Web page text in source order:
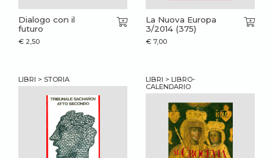
Dialogo con il
futuro
€ 2,50
La Nuova Europa
3/2014 (375)
€ 7,00
LIBRI > STORIA
LIBRI > LIBRO-
CALENDARIO